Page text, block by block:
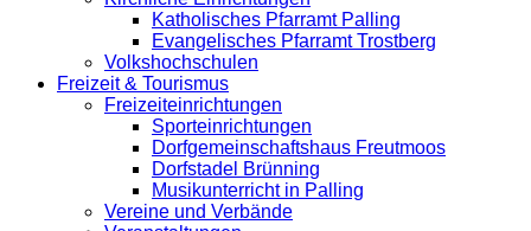
Katholisches Pfarramt Palling
Evangelisches Pfarramt Trostberg
Volkshochschulen
Freizeit & Tourismus
Freizeiteinrichtungen
Sporteinrichtungen
Dorfgemeinschaftshaus Freutmoos
Dorfstadel Brünning
Musikunterricht in Palling
Vereine und Verbände